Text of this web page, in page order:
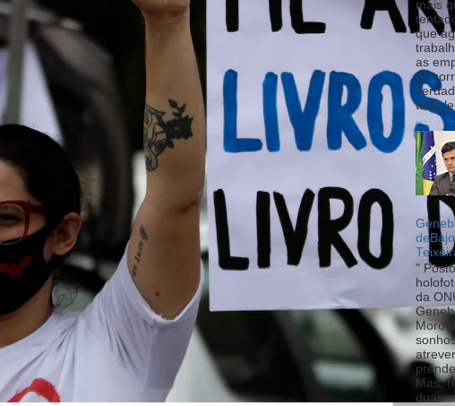
mais
que
as
se
tudo
"
da
Moro
Mas,
duas